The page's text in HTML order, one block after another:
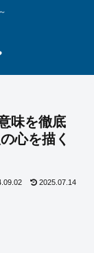
味を徹底
心を描く
2025.07.14